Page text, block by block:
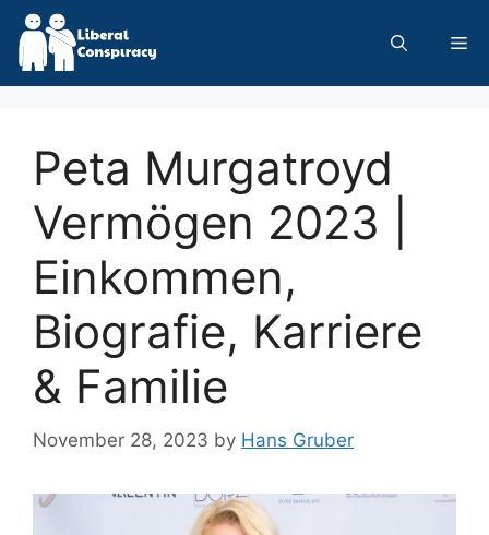
Skip
content
Peta Murgatroyd
Vermögen 2023 |
Einkommen,
Biografie, Karriere
& Familie
November 28, 2023 by Hans Gruber